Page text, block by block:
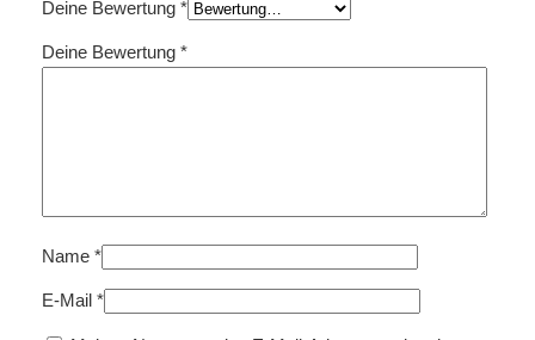
Deine Bewertung *
Deine Bewertung *
Name *
E-Mail *